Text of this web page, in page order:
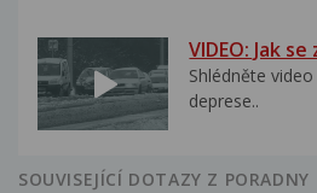
VIDEO: Jak
Shlédněte
deprese..
SOUVISEJÍCÍ DOTAZY Z PORADNY